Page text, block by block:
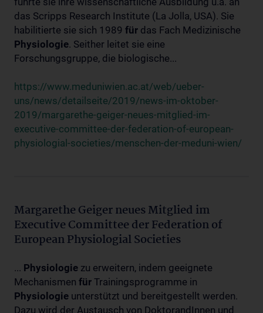
das Scripps Research Institute (La Jolla, USA). Sie
habilitierte sie sich 1989 für das Fach Medizinische
Physiologie. Seither leitet sie eine
Forschungsgruppe, die biologische...
https://www.meduniwien.ac.at/web/ueber-
uns/news/detailseite/2019/news-im-oktober-
2019/margarethe-geiger-neues-mitglied-im-
executive-committee-der-federation-of-european-
physiologial-societies/menschen-der-meduni-wien/
Margarethe Geiger neues Mitglied im
Executive Committee der Federation of
European Physiologial Societies
... Physiologie zu erweitern, indem geeignete
Mechanismen für Trainingsprogramme in
Physiologie unterstützt und bereitgestellt werden.
Dazu wird der Austausch von DoktorandInnen und